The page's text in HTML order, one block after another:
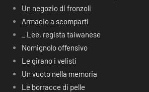
Un negozio di fronzoli
Armadio a scomparti
_ Lee, regista taiwanese
Nomignolo offensivo
Le girano i velisti
Un vuoto nella memoria
Le borracce di pelle